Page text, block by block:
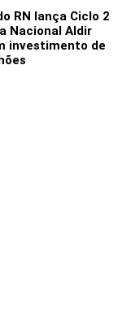
RN lança Ciclo 2
Nacional Aldir
investimento de